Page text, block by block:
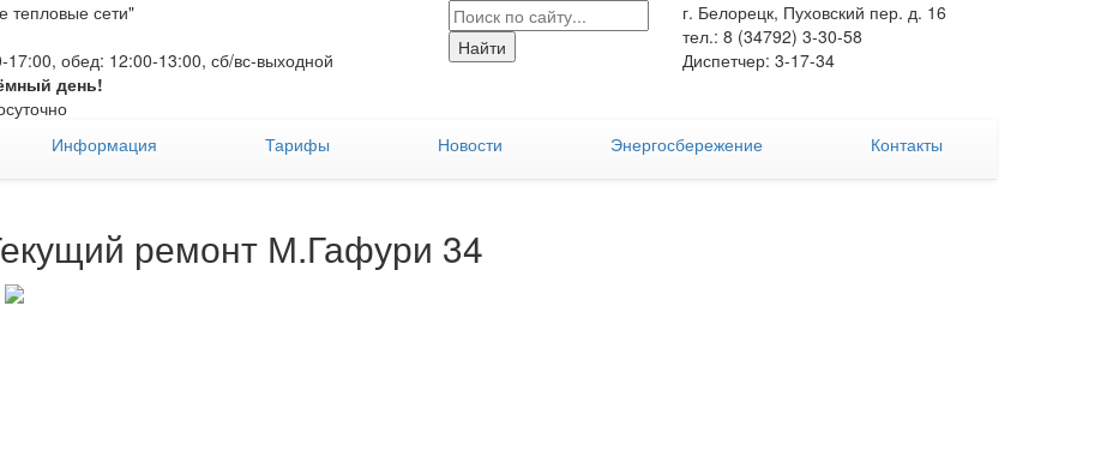
сети"
17:00, обед: 12:00-13:00, сб/вс-выходной
день!
г. Белорецк, Пуховский пер. д. 16
тел.: 8 (34792) 3-30-58
Диспетчер: 3-17-34
Информация Тарифы Новости Энергосбережение Контакты
ремонт М.Гафури 34